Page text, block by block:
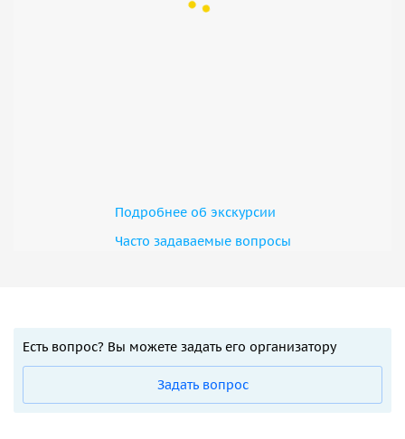
Подробнее об экскурсии
Часто задаваемые вопросы
Есть вопрос? Вы можете задать его организатору
Задать вопрос